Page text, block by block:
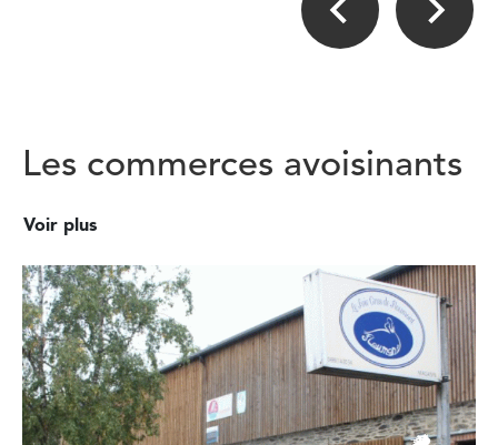
Les commerces avoisinants
Voir plus